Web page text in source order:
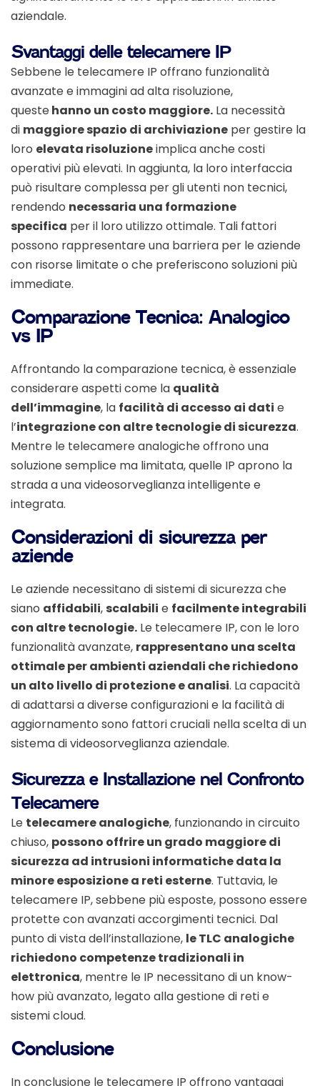
aziendale.
Svantaggi delle telecamere IP
Sebbene le telecamere IP offrano funzionalità
avanzate e immagini ad alta risoluzione,
questehanno un costo maggiore. La necessità
di maggiore spazio di archiviazione per gestire la
loro elevata risoluzioneimplica anche costi
operativi più elevati. In aggiunta, la loro interfaccia
può risultare complessa per gli utenti non tecnici,
rendendo necessaria una formazione
specifica per il loro utilizzo ottimale. Tali fattori
possono rappresentare una barriera per le aziende
con risorse limitate o che preferiscono soluzioni più
immediate.
Comparazione Tecnica: Analogico
vs IP
Affrontando la comparazione tecnica, è essenziale
considerare aspetti come la qualità
dell’immagine, la facilità di accesso ai dati e
l’integrazione con altre tecnologie di sicurezza.
Mentre le telecamere analogiche offrono una
soluzione semplice ma limitata, quelle IP aprono la
strada a una videosorveglianza intelligente e
integrata.
Considerazioni di sicurezza per
aziende
Le aziende necessitano di sistemi di sicurezza che
siano affidabili, scalabili e facilmente integrabili
con altre tecnologie. Le telecamere IP, con le loro
funzionalità avanzate, rappresentano una scelta
ottimale per ambienti aziendali che richiedono
un alto livello di protezione e analisi. La capacità
di adattarsi a diverse configurazioni e la facilità di
aggiornamento sono fattori cruciali nella scelta di un
sistema di videosorveglianza aziendale.
Sicurezza e Installazione nel Confronto
Telecamere
Le telecamere analogiche, funzionando in circuito
chiuso, possono offrire un grado maggiore di
sicurezza ad intrusioni informatiche data la
minore esposizione a reti esterne. Tuttavia, le
telecamere IP, sebbene più esposte, possono essere
protette con avanzati accorgimenti tecnici. Dal
punto di vista dell’installazione, le TLC analogiche
richiedono competenze tradizionali in
elettronica, mentre le IP necessitano di un know-
how più avanzato, legato alla gestione di reti e
sistemi cloud.
Conclusione
In conclusione le telecamere IP offrono vantaggi